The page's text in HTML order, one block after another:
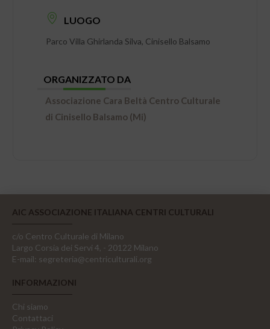
LUOGO
Parco Villa Ghirlanda Silva, Cinisello Balsamo
ORGANIZZATO DA
Associazione Cara Beltà Centro Culturale
di Cinisello Balsamo (Mi)
AIC ASSOCIAZIONE ITALIANA CENTRI CULTURALI
c/o Centro Culturale di Milano
Largo Corsia dei Servi 4, - 20122 Milano
E-mail: segreteria@centriculturali.org
INFORMAZIONI
Chi siamo
Contattaci